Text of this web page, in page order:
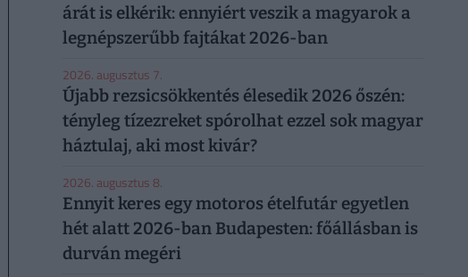
árát is elkérik: ennyiért veszik a magyarok a
legnépszerűbb fajtákat 2026-ban
2026. augusztus 7.
Újabb rezsicsökkentés élesedik 2026 őszén:
tényleg tízezreket spórolhat ezzel sok magyar
háztulaj, aki most kivár?
2026. augusztus 8.
Ennyit keres egy motoros ételfutár egyetlen
hét alatt 2026-ban Budapesten: főállásban is
durván megéri